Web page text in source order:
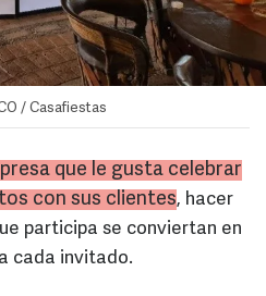
/ Casafiestas
que le gusta celebrar
con sus clientes, hacer
participa se conviertan en
cada invitado.